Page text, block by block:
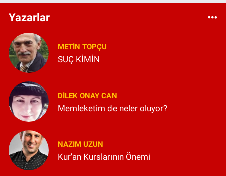
Yazarlar
METIN TOPÇU
SUÇ KİMİN
DILEK ONAY CAN
Memleketim de neler oluyor?
NAZIM UZUN
Kur'an Kurslarının Önemi